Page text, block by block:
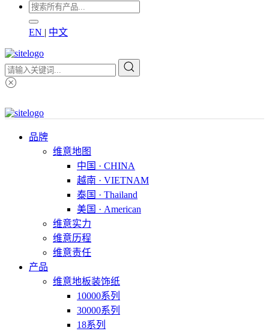
EN | 中文
品牌
维意地图
中国 · CHINA
越南 · VIETNAM
泰国 · Thailand
美国 · American
维意实力
维意历程
维意责任
产品
维意地板装饰纸
10000系列
30000系列
18系列